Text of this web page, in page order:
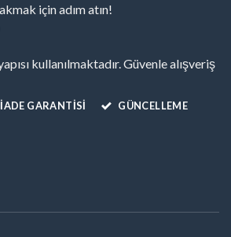
için adım atın!
kullanılmaktadır. Güvenle alışveriş
İADE GARANTİSİ GÜNCELLEME